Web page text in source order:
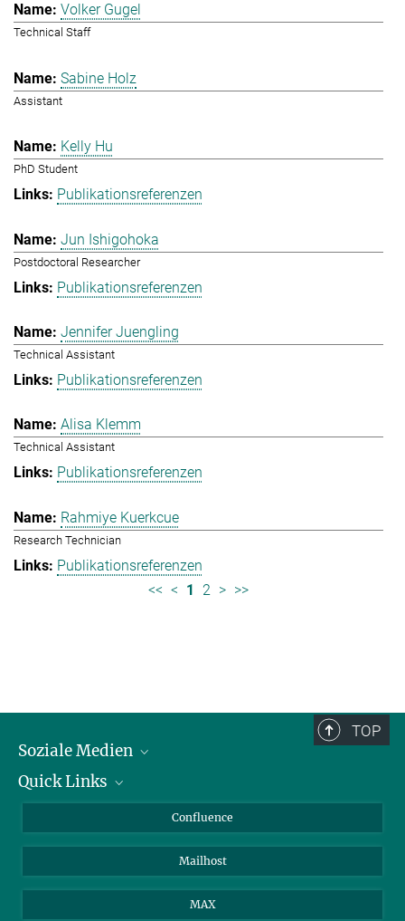
Volker Gugel
Technical Staff
Sabine Holz
Assistant
Kelly Hu
PhD Student
Publikationsreferenzen
Jun Ishigohoka
Postdoctoral Researcher
Publikationsreferenzen
Jennifer Juengling
Technical Assistant
Publikationsreferenzen
Alisa Klemm
Technical Assistant
Publikationsreferenzen
Rahmiye Kuerkcue
Research Technician
Publikationsreferenzen
<< < 1 2 > >>
TOP
Soziale Medien
LinkedIn
Quick Links
Über Tiere in der ForschungConfluence
Mailhost
MAX